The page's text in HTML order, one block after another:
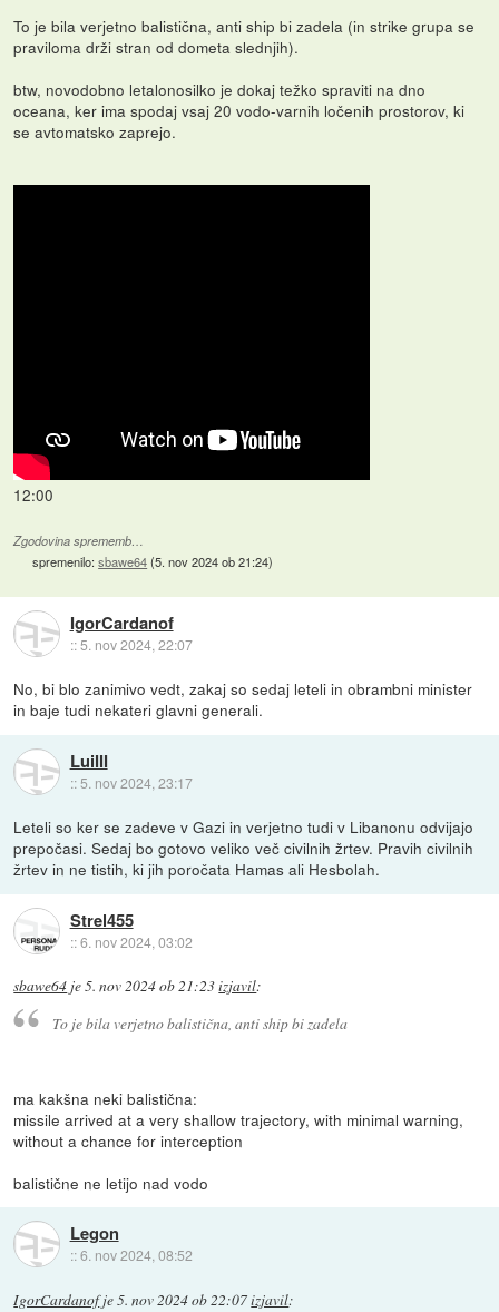
To je bila verjetno balistična, anti ship bi zadela (in strike grupa se
praviloma drži stran od dometa slednjih).
btw, novodobno letalonosilko je dokaj težko spraviti na dno
oceana, ker ima spodaj vsaj 20 vodo-varnih ločenih prostorov, ki
se avtomatsko zaprejo.
12:00
Zgodovina sprememb…
spremenilo:sbawe64(5. nov 2024 ob 21:24)
IgorCardanof
::5. nov 2024, 22:07
No, bi blo zanimivo vedt, zakaj so sedaj leteli in obrambni minister
in baje tudi nekateri glavni generali.
LuiIII
:: 5. nov 2024, 23:17
Leteli so ker se zadeve v Gazi in verjetno tudi v Libanonu odvijajo
prepočasi. Sedaj bo gotovo veliko več civilnih žrtev. Pravih civilnih
žrtev in ne tistih, ki jih poročata Hamas ali Hesbolah.
Strel455
::6. nov 2024, 03:02
sbawe64 je5. nov 2024 ob 21:23izjavil:
To je bila verjetno balistična, anti ship bi zadela
ma kakšna neki balistična:
missile arrived at a very shallow trajectory, with minimal warning,
without a chance for interception
balistične ne letijo nad vodo
Legon
::6. nov 2024, 08:52
IgorCardanofje5. nov 2024 ob 22:07izjavil: